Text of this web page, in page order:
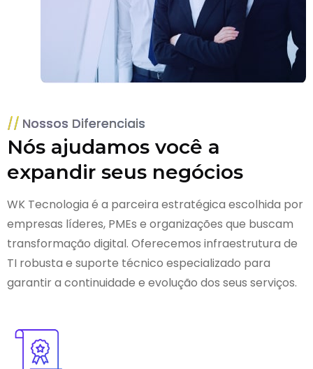
Nossos Diferenciais
Nós ajudamos você a
expandir seus negócios
WK Tecnologia é a parceira estratégica escolhida por
empresas líderes, PMEs e organizações que buscam
transformação digital. Oferecemos infraestrutura de
TI robusta e suporte técnico especializado para
garantir a continuidade e evolução dos seus serviços.